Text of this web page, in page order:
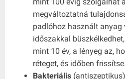
megváltoztatná
padlóhoz használt anyag
időszakkal
mint 10 év, a lényeg az,
réteget, és időben frissítse.
Bakteriális